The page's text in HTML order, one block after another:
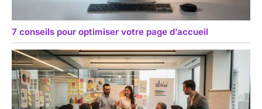
7 conseils pour optimiser votre page d’accueil